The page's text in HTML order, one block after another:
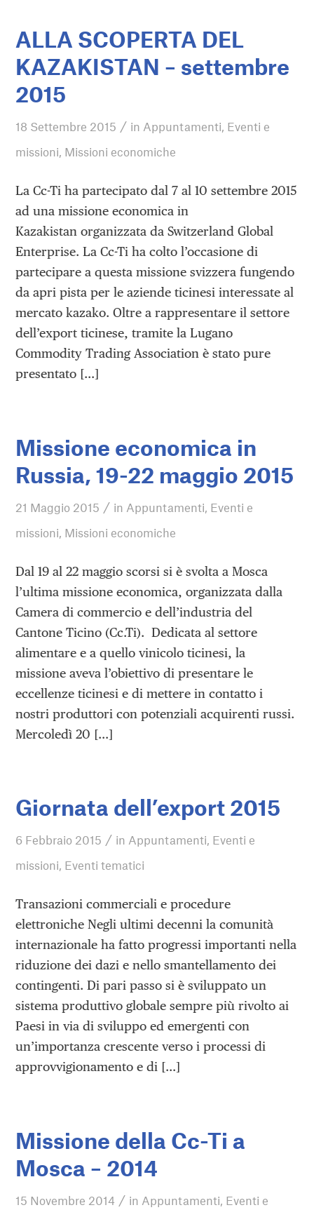
ALLA SCOPERTA DEL
KAZAKISTAN – settembre
2015
18 Settembre 2015 / in Appuntamenti Eventi e
missioni Missioni economiche
La Cc-Ti ha partecipato dal 7 al 10 settembre 2015
ad una missione economica in
Kazakistan organizzata da Switzerland Global
Enterprise. La Cc-Ti ha colto l’occasione di
partecipare a questa missione svizzera fungendo
da apri pista per le aziende ticinesi interessate al
mercato kazako. Oltre a rappresentare il settore
dell’export ticinese, tramite la Lugano
Commodity Trading Association è stato pure
presentato […]
Missione economica in
Russia, 19-22 maggio 2015
21 Maggio 2015 / in Appuntamenti Eventi e
missioni Missioni economiche
Dal 19 al 22 maggio scorsi si è svolta a Mosca
l’ultima missione economica, organizzata dalla
Camera di commercio e dell’industria del
Cantone Ticino (Cc.Ti). Dedicata al settore
alimentare e a quello vinicolo ticinesi, la
missione aveva l’obiettivo di presentare le
eccellenze ticinesi e di mettere in contatto i
nostri produttori con potenziali acquirenti russi.
Mercoledì 20 […]
Giornata dell’export 2015
6 Febbraio 2015 / in Appuntamenti, Eventi e
missioni, Eventi tematici
Transazioni commerciali e procedure
elettroniche Negli ultimi decenni la comunità
internazionale ha fatto progressi importanti nella
riduzione dei dazi e nello smantellamento dei
contingenti. Di pari passo si è sviluppato un
sistema produttivo globale sempre più rivolto ai
Paesi in via di sviluppo ed emergenti con
un’importanza crescente verso i processi di
approvvigionamento e di […]
Missione della Cc-Ti a
Mosca – 2014
15 Novembre 2014 / in Appuntamenti Eventi e